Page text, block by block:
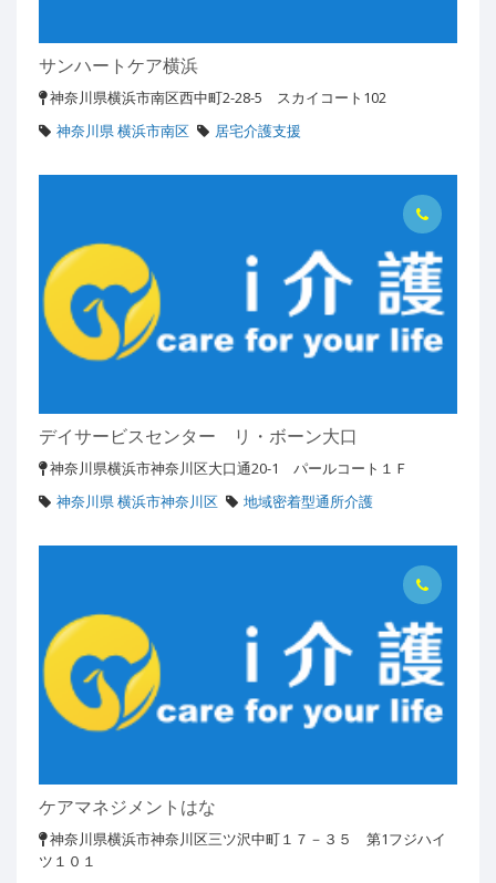
サンハートケア横浜
神奈川県横浜市南区西中町2-28-5 スカイコート102
神奈川県 横浜市南区
居宅介護支援
デイサービスセンター リ・ボーン大口
神奈川県横浜市神奈川区大口通20-1 パールコート１Ｆ
神奈川県 横浜市神奈川区
地域密着型通所介護
ケアマネジメントはな
神奈川県横浜市神奈川区三ツ沢中町１７－３５ 第1フジハイ
ツ１０１